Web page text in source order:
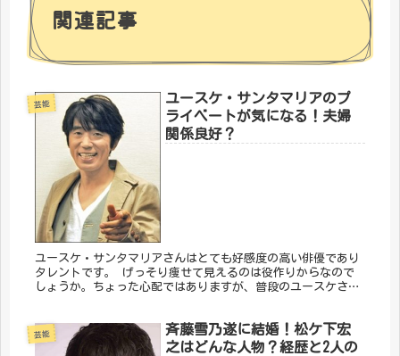
関連記事
芸能
ユースケ・サンタマリアのプ
ライベートが気になる！夫婦
関係良好？
ユースケ・サンタマリアさんはとても好感度の高い俳優であり
タレントです。 げっそり痩せて見えるのは役作りからなので
しょうか。ちょった心配ではありますが、普段のユースケさん
芸能
斉藤雪乃遂に結婚！松ケ下宏
之はどんな人物？経歴と2人の